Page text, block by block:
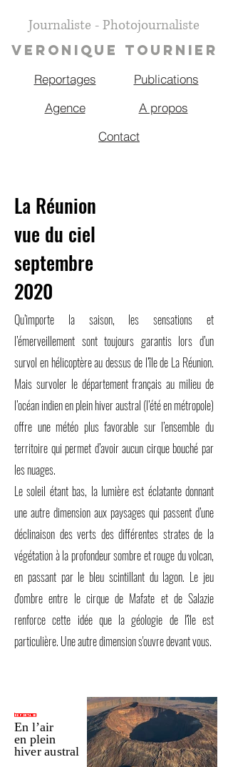
Journaliste - Photojournaliste
VERONIQUE TOURNIER
Reportages
Publications
Agence
A propos
Contact
La Réunion
vue du ciel
septembre
2020
Qu’importe la saison, les sensations et
l’émerveillement sont toujours garantis lors d’un
survol en hélicoptère au dessus de l’île de La Réunion.
Mais survoler le département français au milieu de
l’océan indien en plein hiver austral (l’été en métropole)
offre une météo plus favorable sur l’ensemble du
territoire qui permet d’avoir aucun cirque bouché par
les nuages.
Le soleil étant bas, la lumière est éclatante donnant
une autre dimension aux paysages qui passent d’une
déclinaison des verts des différentes strates de la
végétation à la profondeur sombre et rouge du volcan,
en passant par le bleu scintillant du lagon. Le jeu
d'ombre entre le cirque de Mafate et de Salazie
renforce cette idée que la géologie de l'île est
particulière. Une autre dimension s'ouvre devant vous.
Reportage
En l’air
en plein
hiver austral